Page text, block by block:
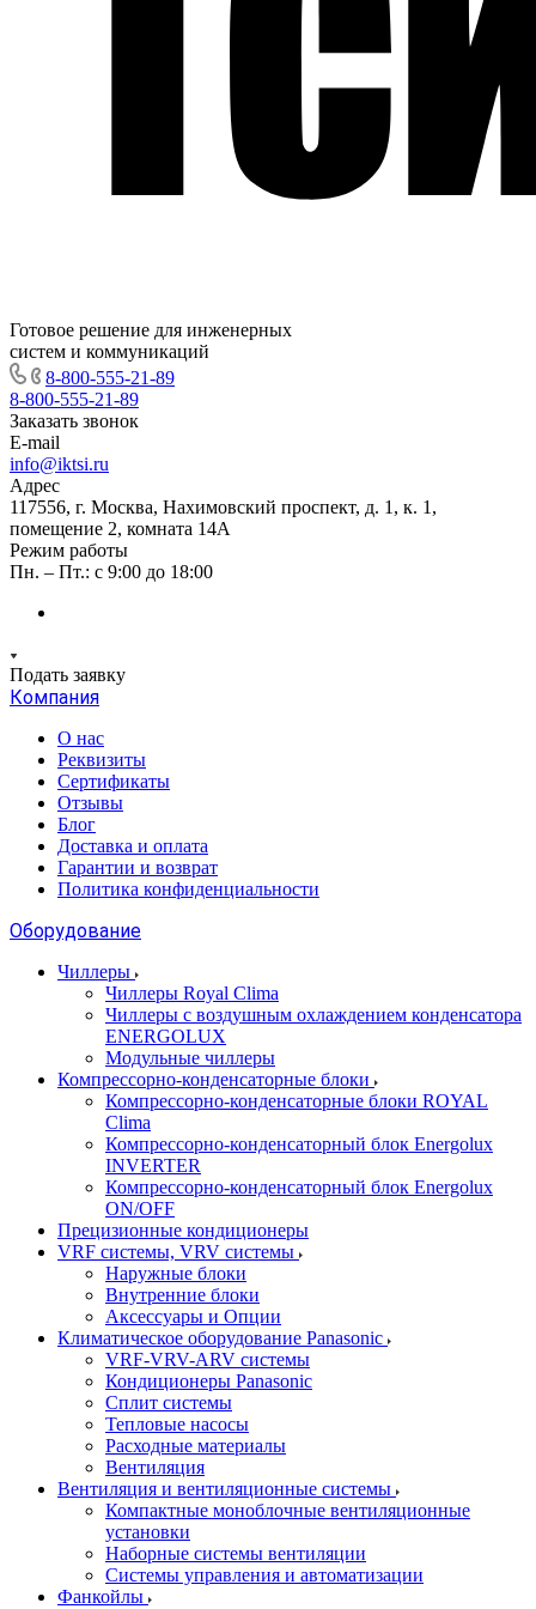
Готовое решение для инженерных
систем и коммуникаций
8-800-555-21-89
8-800-555-21-89
Заказать звонок
E-mail
info@iktsi.ru
Адрес
117556, г. Москва, Нахимовский проспект, д. 1, к. 1,
помещение 2, комната 14А
Режим работы
Пн. – Пт.: с 9:00 до 18:00
Подать заявку
Компания
О нас
Реквизиты
Сертификаты
Отзывы
Блог
Доставка и оплата
Гарантии и возврат
Политика конфиденциальности
Оборудование
Чиллеры
Чиллеры Royal Clima
Чиллеры с воздушным охлаждением конденсатора
ENERGOLUX
Модульные чиллеры
Компрессорно-конденсаторные блоки
Компрессорно-конденсаторные блоки ROYAL
Clima
Компрессорно-конденсаторный блок Energolux
INVERTER
Компрессорно-конденсаторный блок Energolux
ON/OFF
Прецизионные кондиционеры
VRF системы, VRV системы
Наружные блоки
Внутренние блоки
Аксессуары и Опции
Климатическое оборудование Panasonic
VRF-VRV-ARV системы
Кондиционеры Panasonic
Сплит системы
Тепловые насосы
Расходные материалы
Вентиляция
Вентиляция и вентиляционные системы
Компактные моноблочные вентиляционные
установки
Наборные системы вентиляции
Системы управления и автоматизации
Фанкойлы